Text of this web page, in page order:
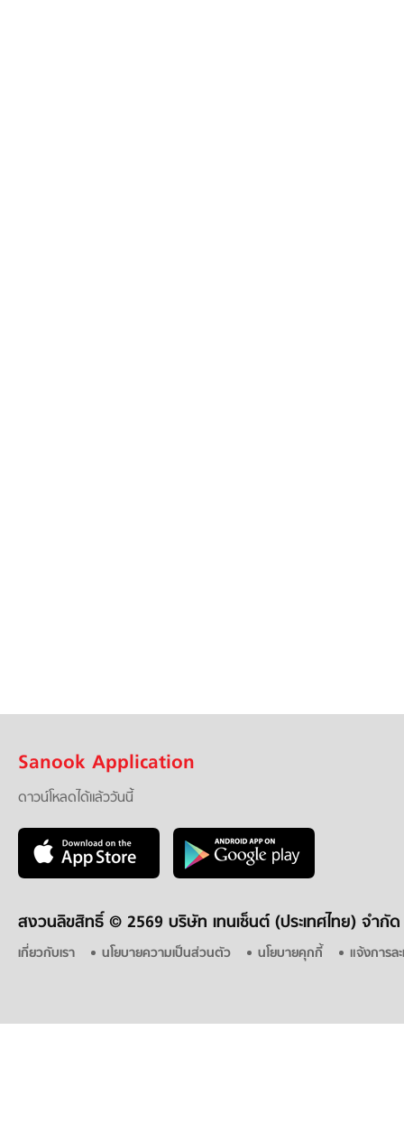
Sanook Application
ดาวน์โหลดได้แล้ววันนี้
สงวนลิขสิทธิ์ © 2569 บริษัท เทนเซ็นต์ (ประเทศไทย) จำกัด
เกี่ยวกับเรา นโยบายความเป็นส่วนตัว นโยบายคุกกี้ แจ้งการล